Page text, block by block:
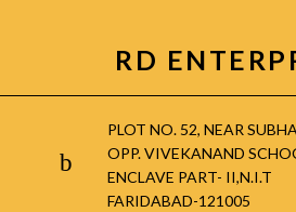
RD
PLOT NO. 52, NEAR
OPP. VIVEKANAND
ENCLAVE PART- II,N.I.T
FARIDABAD-121005